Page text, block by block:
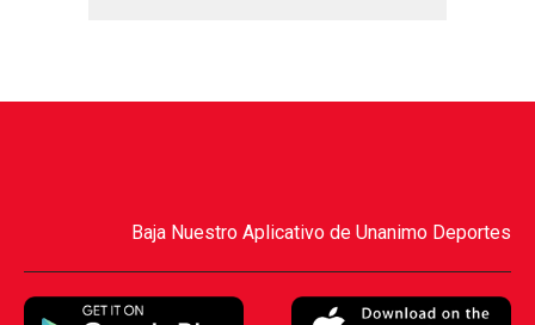
Baja Nuestro Aplicativo de Unanimo Deportes